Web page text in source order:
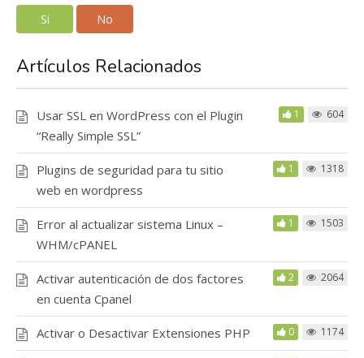
Si No
Artículos Relacionados
Usar SSL en WordPress con el Plugin
“Really Simple SSL”
1 604
Plugins de seguridad para tu sitio
web en wordpress
1 1318
Error al actualizar sistema Linux –
WHM/cPANEL
1 1503
Activar autenticación de dos factores
en cuenta Cpanel
2 2064
Activar o Desactivar Extensiones PHP 0 1174